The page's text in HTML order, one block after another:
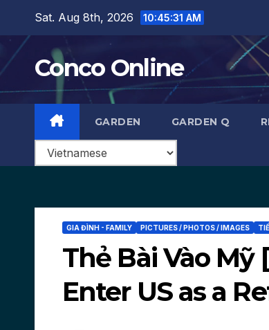
content
Sat. Aug 8th, 2026 10:45:32 AM
Conco Online
GARDEN GARDEN Q
GIA ĐÌNH - FAMILY PICTURES / PHOTOS / IMAGES
Thẻ Bài Vào Mỹ
Enter US as a